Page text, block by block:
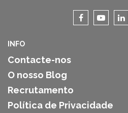
INFO
Contacte-nos
O nosso Blog
Recrutamento
Política de Privacidade